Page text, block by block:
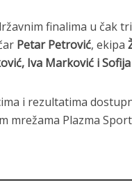
finalima u čak
Petar Petrović, ekipa
Iva Marković i
i rezultatima
mrežama Plazma